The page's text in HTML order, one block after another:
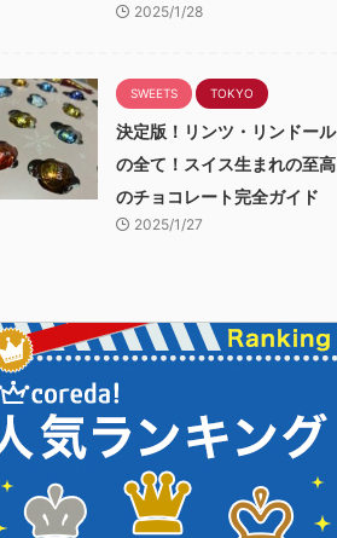
2025/1/28
SWEETS TOKYO
決定版！リンツ・リンドール
の全て！スイス生まれの至高
のチョコレート完全ガイド
2025/1/27